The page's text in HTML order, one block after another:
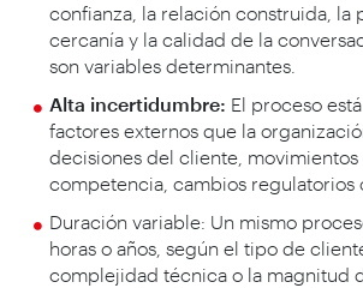
confianza, la relación construida, la
cercanía y la calidad de la
son variables determinantes.
Alta incertidumbre: El proceso
factores externos que la
decisiones del cliente, movimientos
competencia, cambios regulatorios
Duración variable: Un mismo
horas o años, según el tipo de
complejidad técnica o la magnitud